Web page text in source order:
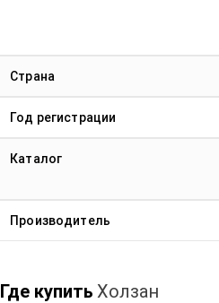
Страна
Год регистрации
Каталог
Производитель
Где купить Холзан